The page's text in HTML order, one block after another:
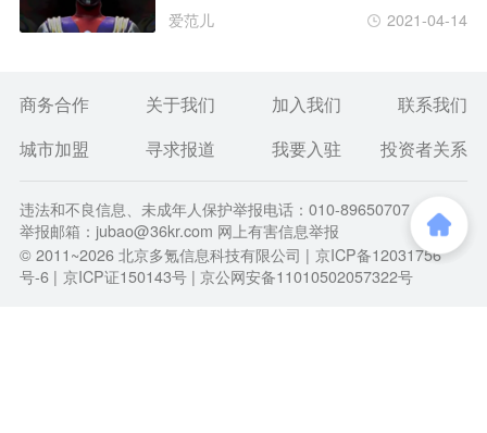
爱范儿 2021-04-14
商务合作 关于我们 加入我们
联系我们
城市加盟
寻求报道 我要入驻 投资者关系
违法和不良信息、未成年人保护举报电话：010-89650707
举报邮箱：jubao@36kr.com 网上有害信息举报
© 2011~2026北京多氪信息科技有限公司 | 京ICP备12031756
号-6 | 京ICP证150143号 | 京公网安备11010502057322号